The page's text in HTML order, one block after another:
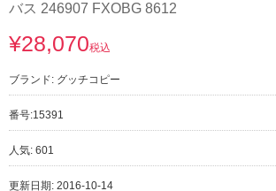
バス 246907 FXOBG 8612
¥28,070税込
ブランド: グッチコピー
番号:15391
人気: 601
更新日期: 2016-10-14